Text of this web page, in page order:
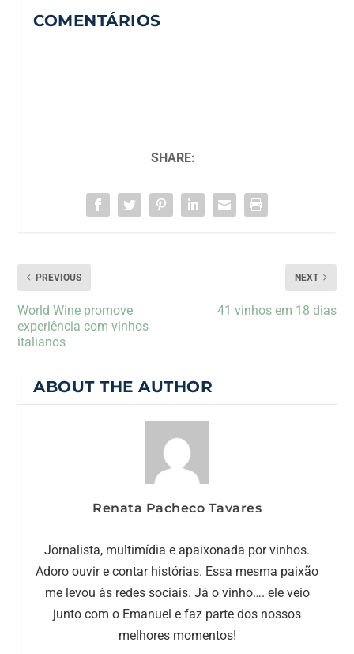
COMENTÁRIOS
SHARE:
PREVIOUS
World Wine promove
experiência com vinhos
italianos
NEXT
41 vinhos em 18 dias
ABOUT THE AUTHOR
Renata Pacheco Tavares
Jornalista, multimídia e apaixonada por vinhos.
Adoro ouvir e contar histórias. Essa mesma paixão
me levou às redes sociais. Já o vinho…. ele veio
junto com o Emanuel e faz parte dos nossos
melhores momentos!